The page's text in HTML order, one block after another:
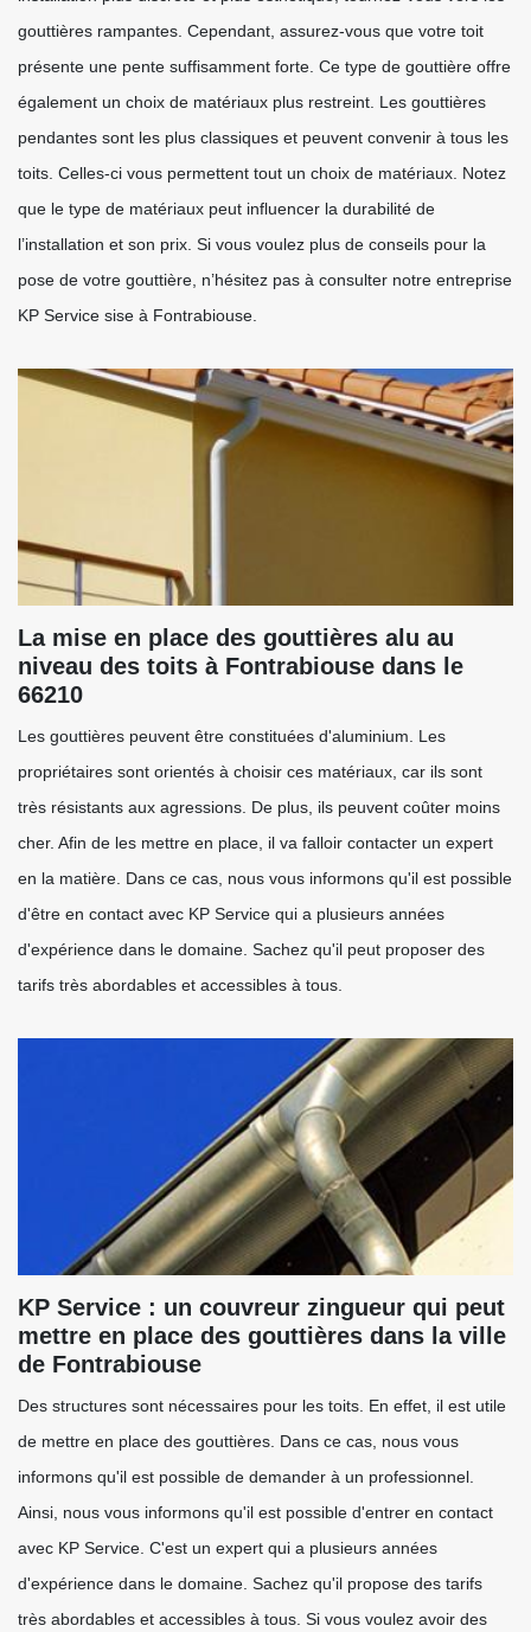
gouttières rampantes. Cependant, assurez-vous que votre toit
présente une pente suffisamment forte. Ce type de gouttière offre
également un choix de matériaux plus restreint. Les gouttières
pendantes sont les plus classiques et peuvent convenir à tous les
toits. Celles-ci vous permettent tout un choix de matériaux. Notez
que le type de matériaux peut influencer la durabilité de
l’installation et son prix. Si vous voulez plus de conseils pour la
pose de votre gouttière, n’hésitez pas à consulter notre entreprise
KP Service sise à Fontrabiouse.
La mise en place des gouttières alu au
niveau des toits à Fontrabiouse dans le
66210
Les gouttières peuvent être constituées d'aluminium. Les
propriétaires sont orientés à choisir ces matériaux, car ils sont
très résistants aux agressions. De plus, ils peuvent coûter moins
cher. Afin de les mettre en place, il va falloir contacter un expert
en la matière. Dans ce cas, nous vous informons qu'il est possible
d'être en contact avec KP Service qui a plusieurs années
d'expérience dans le domaine. Sachez qu'il peut proposer des
tarifs très abordables et accessibles à tous.
KP Service : un couvreur zingueur qui peut
mettre en place des gouttières dans la ville
de Fontrabiouse
Des structures sont nécessaires pour les toits. En effet, il est utile
de mettre en place des gouttières. Dans ce cas, nous vous
informons qu'il est possible de demander à un professionnel.
Ainsi, nous vous informons qu'il est possible d'entrer en contact
avec KP Service. C'est un expert qui a plusieurs années
d'expérience dans le domaine. Sachez qu'il propose des tarifs
très abordables et accessibles à tous. Si vous voulez avoir des